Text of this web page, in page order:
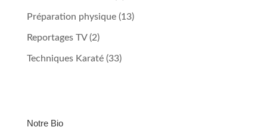
Préparation physique(13)
Reportages TV(2)
Techniques Karaté(33)
Notre Bio